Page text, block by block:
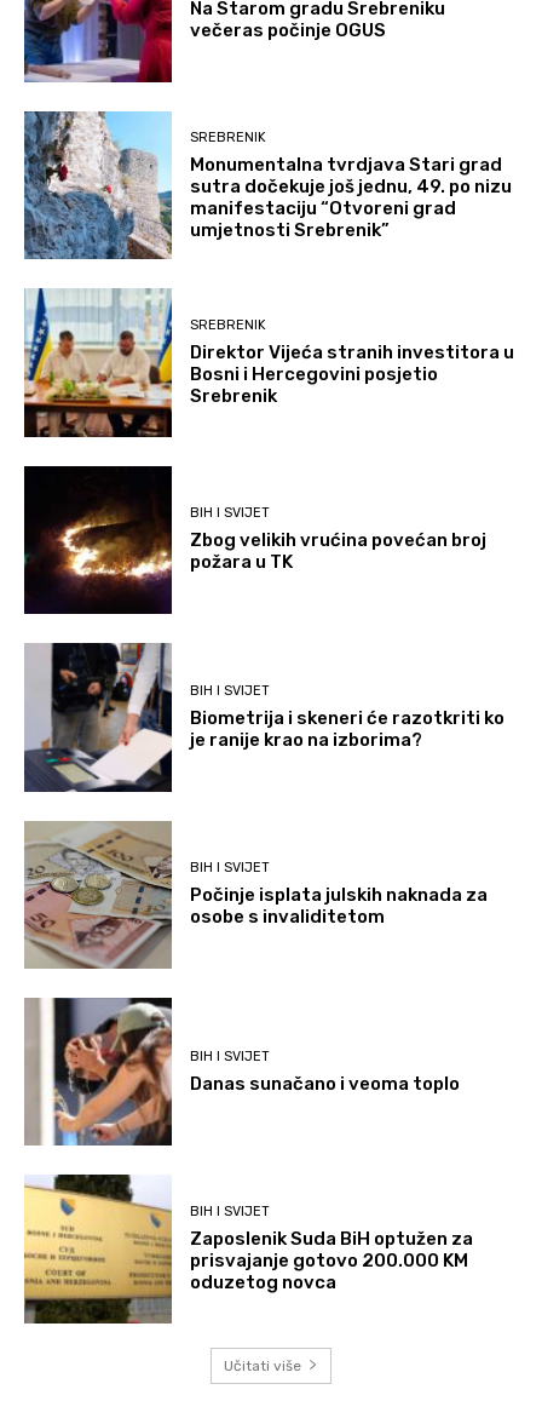
Na Starom gradu Srebreniku
večeras počinje OGUS
SREBRENIK
Monumentalna tvrdjava Stari grad
sutra dočekuje još jednu, 49. po nizu
manifestaciju “Otvoreni grad
umjetnosti Srebrenik”
SREBRENIK
Direktor Vijeća stranih investitora u
Bosni i Hercegovini posjetio
Srebrenik
BIH I SVIJET
Zbog velikih vrućina povećan broj
požara u TK
BIH I SVIJET
Biometrija i skeneri će razotkriti ko
je ranije krao na izborima?
BIH I SVIJET
Počinje isplata julskih naknada za
osobe s invaliditetom
BIH I SVIJET
Danas sunačano i veoma toplo
BIH I SVIJET
Zaposlenik Suda BiH optužen za
prisvajanje gotovo 200.000 KM
oduzetog novca
Učitati više